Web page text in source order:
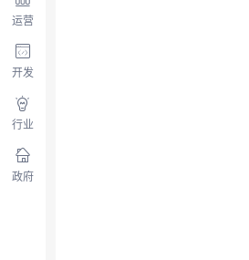
运营
开发
行业
政府